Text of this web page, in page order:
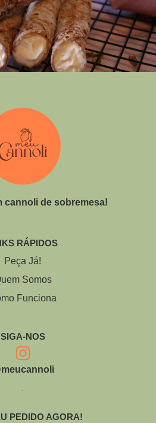
cannoli de sobremesa!
RÁPIDOS
Peça Já!
Somos
Funciona
SIGA-NOS
.
PEDIDO AGORA!